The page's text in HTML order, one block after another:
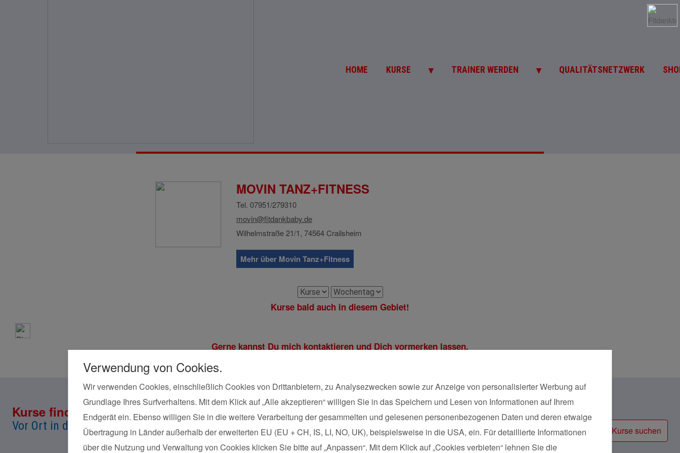
HOME KURSE ▼ TRAINER WERDEN ▼ QUALITÄTSNETZWERK
MOVIN TANZ+FITNESS
Tel. 07951/279310
movin@fitdankbaby.de
Wilhelmstraße 21/1, 74564 Crailsheim
Mehr über Movin Tanz+Fitness
Kurse bald auch in diesem Gebiet!
Gerne kannst Du mich kontaktieren und Dich vormerken lassen.
Kurse finden
Vor Ort in deiner Nähe!
Postleitzahl*
Kurse suchen
Verwendung von Cookies.
Wir verwenden Cookies, einschließlich Cookies von Drittanbietern, zu Analysezwecken sowie zur Anzeige von personalisierter Werbung auf
Grundlage Ihres Surfverhaltens. Mit dem Klick auf „Alle akzeptieren“ willigen Sie in das Speichern und Lesen von Informationen auf Ihrem
Endgerät ein. Ebenso willigen Sie in die weitere Verarbeitung der gesammelten und gelesenen personenbezogenen Daten und deren etwaige
Übertragung in Länder außerhalb der erweiterten EU (EU + CH, IS, LI, NO, UK), beispielsweise in die USA, ein. Für detaillierte Informationen
über die Nutzung und Verwaltung von Cookies klicken Sie bitte auf „Anpassen“. Mit dem Klick auf „Cookies verbieten“ lehnen Sie die